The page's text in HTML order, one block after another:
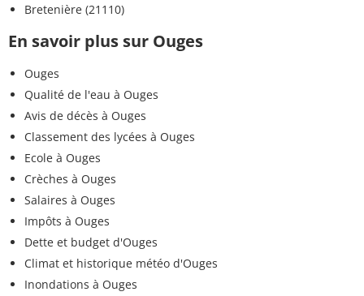
Bretenière (21110)
En savoir plus sur Ouges
Ouges
Qualité de l'eau à Ouges
Avis de décès à Ouges
Classement des lycées à Ouges
Ecole à Ouges
Crèches à Ouges
Salaires à Ouges
Impôts à Ouges
Dette et budget d'Ouges
Climat et historique météo d'Ouges
Inondations à Ouges